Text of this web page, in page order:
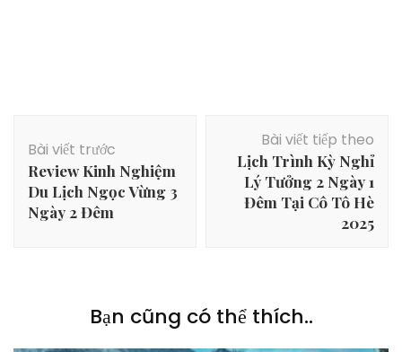
hướng
bài
viết
Bài viết trước
Review Kinh Nghiệm
Du Lịch Ngọc Vừng 3
Ngày 2 Đêm
Bài viết tiếp theo
Lịch Trình Kỳ Nghỉ
Lý Tưởng 2 Ngày 1
Đêm Tại Cô Tô Hè
2025
Bạn cũng có thể thích..